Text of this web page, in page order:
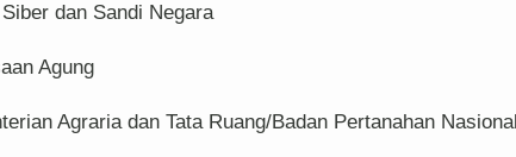
dan Sandi Negara
Agung
Agraria dan Tata Ruang/Badan Pertanahan Nasional